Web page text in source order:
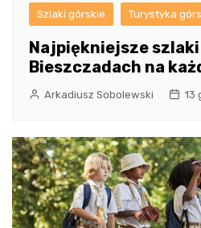
Szlaki górskie Turystyka
Najpiękniejsze
Bieszczadach na
Arkadiusz Sobolewski 13